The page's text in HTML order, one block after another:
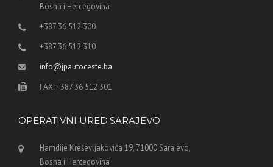
Bosna i Hercegovina
+387 36 512 300
+387 36 512 310
info@jpautoceste.ba
FAX: +387 36 512 301
OPERATIVNI URED SARAJEVO
Hamdije Kreševljakovića 19, 71000 Sarajevo,
Bosna i Hercegovina